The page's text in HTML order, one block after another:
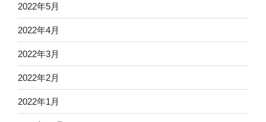
2022年5月
2022年4月
2022年3月
2022年2月
2022年1月